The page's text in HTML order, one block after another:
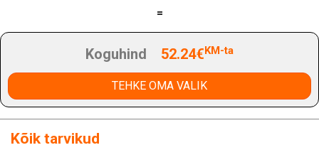
=
Koguhind 52.24€KM-ta
TEHKE OMA VALIK
Kõik tarvikud